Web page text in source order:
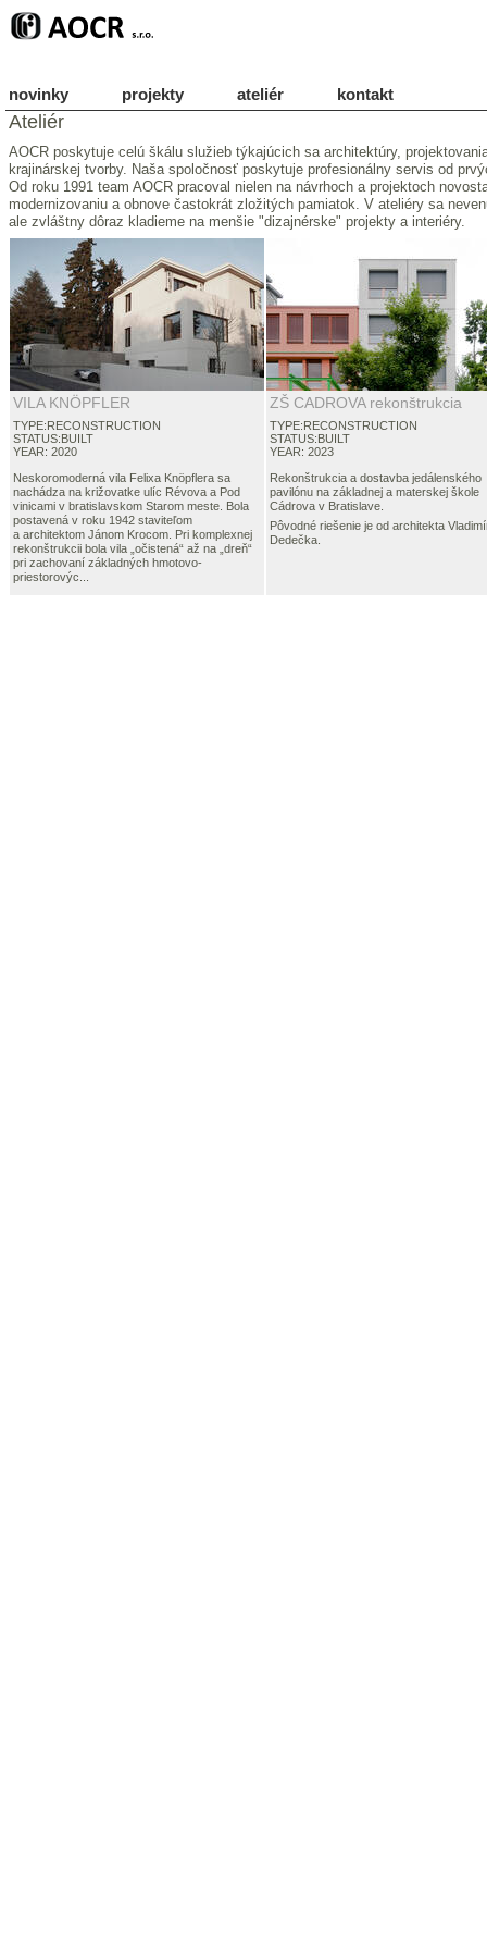
novinky projekty ateliér kontakt
Ateliér
AOCR poskytuje celú škálu služieb týkajúcich sa architektúry,
krajinárskej tvorby. Naša spoločnosť poskytuje profesionálny servis od
Od roku 1991 team AOCR pracoval nielen na návrhoch a projektoch
modernizovaniu a obnove častokrát zložitých pamiatok. V ateliéry sa
ale zvláštny dôraz kladieme na menšie "dizajnérske" projekty a interiéry.
VILA KNÖPFLER
TYPE:RECONSTRUCTION
STATUS:BUILT
YEAR: 2020
Neskoromoderná vila Felixa Knöpflera sa
nachádza na križovatke ulíc Révova a Pod
vinicami v bratislavskom Starom meste. Bola
postavená v roku 1942 staviteľom
a architektom Jánom Krocom. Pri komplexnej
rekonštrukcii bola vila „očistená“ až na „dreň“
pri zachovaní základných hmotovo-
priestorovýc...
ZŠ CADROVA rekonštrukcia
TYPE:RECONSTRUCTION
STATUS:BUILT
YEAR: 2023
Rekonštrukcia a dostavba jedálenského
pavilónu na základnej a materskej škole
Cádrova v Bratislave.
Pôvodné riešenie je od architekta
Dedečka.